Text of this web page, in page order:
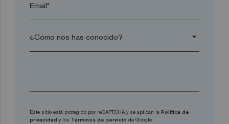
Email*
arrow_drop_down
Este sitio está protegido por reCAPTCHA y se aplican la Política de
privacidad y los Términos de servicio de Google.